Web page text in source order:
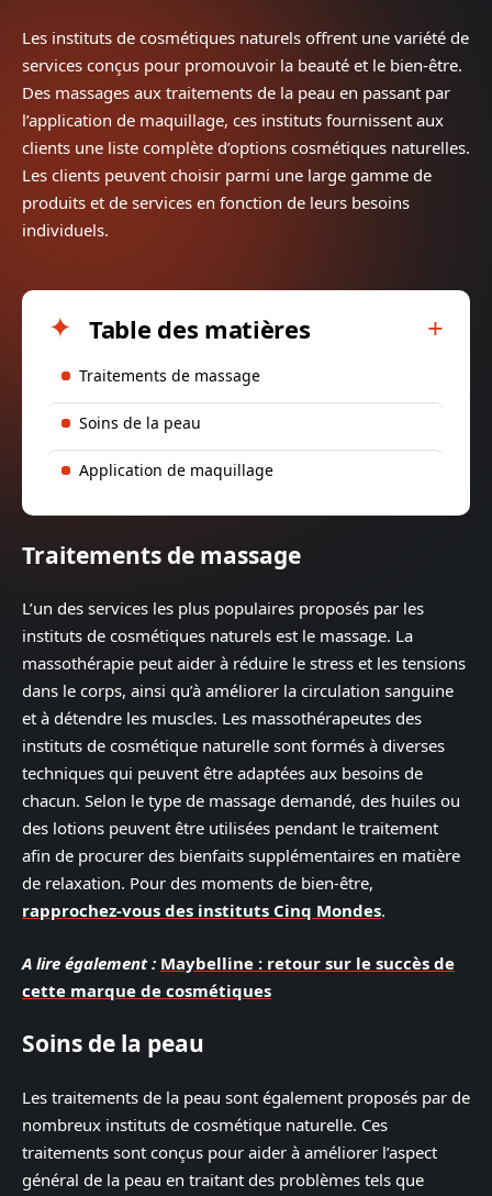
Les instituts de cosmétiques naturels offrent une variété de
services conçus pour promouvoir la beauté et le bien-être.
Des massages aux traitements de la peau en passant par
l’application de maquillage, ces instituts fournissent aux
clients une liste complète d’options cosmétiques naturelles.
Les clients peuvent choisir parmi une large gamme de
produits et de services en fonction de leurs besoins
individuels.
Table des matières
Traitements de massage
Soins de la peau
Application de maquillage
Traitements de massage
L’un des services les plus populaires proposés par les
instituts de cosmétiques naturels est le massage. La
massothérapie peut aider à réduire le stress et les tensions
dans le corps, ainsi qu’à améliorer la circulation sanguine
et à détendre les muscles. Les massothérapeutes des
instituts de cosmétique naturelle sont formés à diverses
techniques qui peuvent être adaptées aux besoins de
chacun. Selon le type de massage demandé, des huiles ou
des lotions peuvent être utilisées pendant le traitement
afin de procurer des bienfaits supplémentaires en matière
de relaxation. Pour des moments de bien-être,
rapprochez-vous des instituts Cinq Mondes.
A lire également : Maybelline : retour sur le succès de
cette marque de cosmétiques
Soins de la peau
Les traitements de la peau sont également proposés par de
nombreux instituts de cosmétique naturelle. Ces
traitements sont conçus pour aider à améliorer l’aspect
général de la peau en traitant des problèmes tels que